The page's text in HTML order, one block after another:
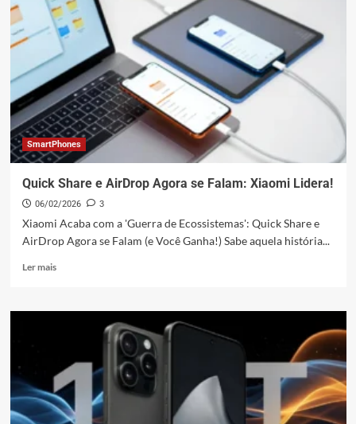
Desbloqueia
o
Celular?
HyperOS
Revela!
SmartPhones
Quick Share e AirDrop Agora se Falam: Xiaomi Lidera!
06/02/2026 3
Xiaomi Acaba com a 'Guerra de Ecossistemas': Quick Share e
AirDrop Agora se Falam (e Você Ganha!) Sabe aquela história...
Ler maisLeia
Quick
Agora
se
Falam:
Xiaomi